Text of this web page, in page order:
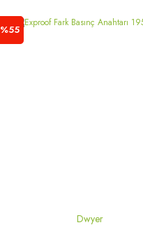
%55
Dwyer